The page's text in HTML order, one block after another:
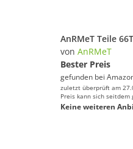
von AnRMeT
Bester Preis
gefunden bei
zuletzt überprüft am
Preis kann sich seitdem
Keine weiteren